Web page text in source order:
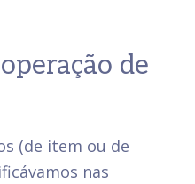
de
(de item ou de
nas